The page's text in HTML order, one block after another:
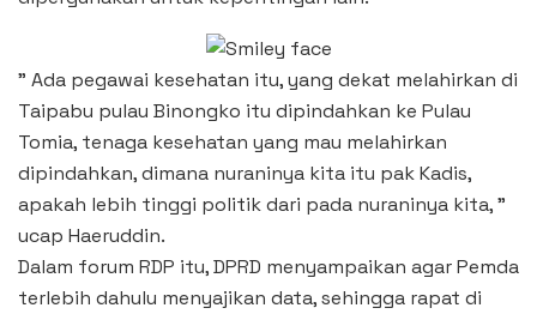
” Ada pegawai kesehatan itu, yang dekat melahirkan di
Taipabu pulau Binongko itu dipindahkan ke Pulau
Tomia, tenaga kesehatan yang mau melahirkan
dipindahkan, dimana nuraninya kita itu pak Kadis,
apakah lebih tinggi politik dari pada nuraninya kita, ”
ucap Haeruddin.
Dalam forum RDP itu, DPRD menyampaikan agar Pemda
terlebih dahulu menyajikan data, sehingga rapat di